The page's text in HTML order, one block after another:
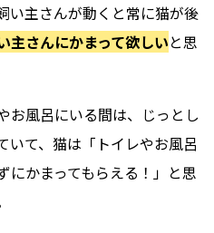
い主さんが動くと常に猫が後
主さんにかまって欲しいと思
お風呂にいる間は、じっとし
いて、猫は「トイレやお風呂
にかまってもらえる！」と思